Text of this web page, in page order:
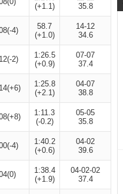
(+1.1)
35.8
4)
58.7
(+1.0)
14-12
34.6
2)
1:26.5
(+0.9)
07-07
37.4
1:25.8
(+2.1)
04-07
38.8
1:11.3
(-0.2)
05-05
35.8
4)
1:40.2
(+0.6)
04-02
39.6
1:38.4
(+1.9)
04-02-02
37.4